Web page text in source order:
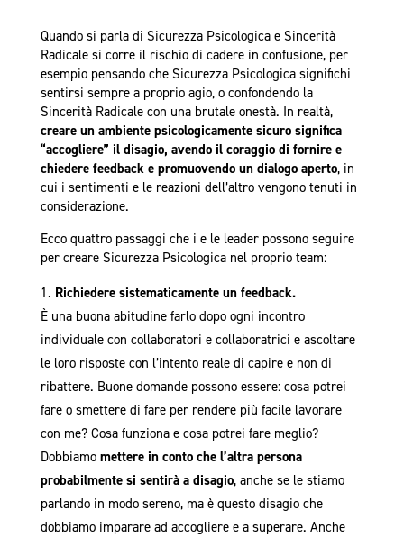
Quando si parla di Sicurezza Psicologica e Sincerità
Radicale si corre il rischio di cadere in confusione, per
esempio pensando che Sicurezza Psicologica significhi
sentirsi sempre a proprio agio, o confondendo la
Sincerità Radicale con una brutale onestà. In realtà,
creare un ambiente psicologicamente sicuro significa
“accogliere” il disagio, avendo il coraggio di fornire e
chiedere feedback e promuovendo un dialogo aperto, in
cui i sentimenti e le reazioni dell’altro vengono tenuti in
considerazione.
Ecco quattro passaggi che i e le leader possono seguire
per creare Sicurezza Psicologica nel proprio team:
Richiedere sistematicamente un feedback.
È una buona abitudine farlo dopo ogni incontro
individuale con collaboratori e collaboratrici e ascoltare
le loro risposte con l’intento reale di capire e non di
ribattere. Buone domande possono essere: cosa potrei
fare o smettere di fare per rendere più facile lavorare
con me? Cosa funziona e cosa potrei fare meglio?
Dobbiamo mettere in conto che l’altra persona
probabilmente si sentirà a disagio, anche se le stiamo
parlando in modo sereno, ma è questo disagio che
dobbiamo imparare ad accogliere e a superare. Anche